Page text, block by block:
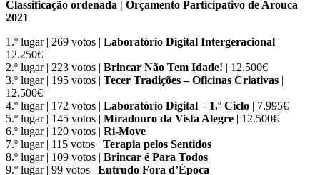
Classificação ordenada | Orçamento Participativo de Arouca
2021
1.º lugar | 269 votos | Laboratório Digital Intergeracional |
12.250€
2.º lugar | 223 votos | Brincar Não Tem Idade! | 12.500€
3.º lugar | 195 votos | Tecer Tradições – Oficinas Criativas |
12.500€
4.º lugar | 172 votos | Laboratório Digital – 1.º Ciclo | 7.995€
5.º lugar | 145 votos | Miradouro da Vista Alegre | 12.500€
6.º lugar | 120 votos | Ri-Move
7.º lugar | 115 votos | Terapia pelos Sentidos
8.º lugar | 109 votos | Brincar é Para Todos
9.º lugar | 99 votos | Entrudo Fora d’Época